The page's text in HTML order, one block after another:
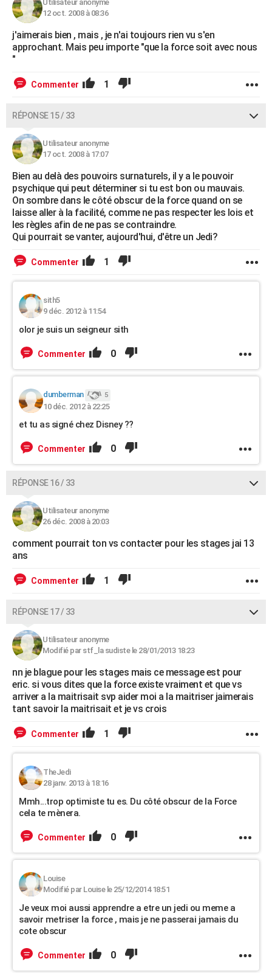
Utilisateur anonyme
12 oct. 2008 à 08:36
j'aimerais bien , mais , je n'ai toujours rien vu s'en
approchant. Mais peu importe "que la force soit avec nous
"
Commenter 1
RÉPONSE 15 / 33
Utilisateur anonyme
17 oct. 2008 à 17:07
Bien au delà des pouvoirs surnaturels, il y a le pouvoir
psychique qui peut déterminer si tu est bon ou mauvais.
On sombre dans le côté obscur de la force quand on se
laisse aller à la facilité, comme ne pas respecter les lois et
les règles afin de ne pas se contraindre.
Qui pourrait se vanter, aujourd'hui, d'être un Jedi?
Commenter 1
sith5
9 déc. 2012 à 11:54
olor je suis un seigneur sith
Commenter 0
dumberman 5
10 déc. 2012 à 22:25
et tu as signé chez Disney ??
Commenter 0
RÉPONSE 16 / 33
Utilisateur anonyme
26 déc. 2008 à 20:03
comment pourrait ton vs contacter pour les stages jai 13
ans
Commenter 1
RÉPONSE 17 / 33
Utilisateur anonyme
Modifié par stf_la sudiste le 28/01/2013 18:23
nn je blague pour les stages mais ce message est pour
eric. si vous dites que la force existe vraiment et que vs
arriver a la maitrisait svp aider moi a la maitriser jaimerais
tant savoir la maitrisait et je vs crois
Commenter 1
TheJedi
28 janv. 2013 à 18:16
Mmh...trop optimiste tu es. Du côté obscur de la Force
cela te mènera.
Commenter 0
Louise
Modifié par Louise le 25/12/2014 18:51
Je veux moi aussi apprendre a etre un jedi ou meme a
savoir metriser la force , mais je ne passerai jamais du
cote obscur
Commenter 0